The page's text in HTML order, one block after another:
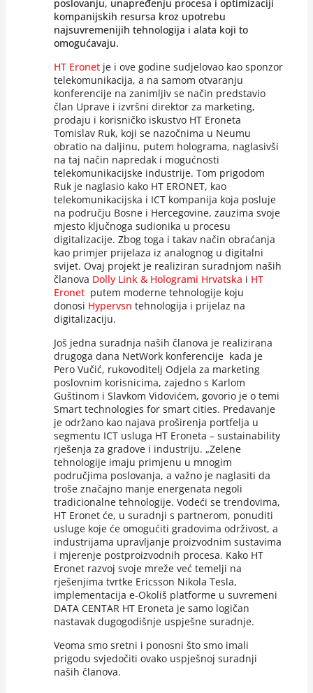
poslovanju, unapređenju procesa i optimizaciji
kompanijskih resursa kroz upotrebu
najsuvremenijih tehnologija i alata koji to
omogućavaju.
HT Eronetje i ove godine sudjelovao kao sponzor
telekomunikacija, a na samom otvaranju
konferencije na zanimljiv se način predstavio
član Uprave i izvršni direktor za marketing,
prodaju i korisničko iskustvo HT Eroneta
Tomislav Ruk, koji se nazočnima u Neumu
obratio na daljinu, putem holograma, naglasivši
na taj način napredak i mogućnosti
telekomunikacijske industrije. Tom prigodom
Ruk je naglasio kako HT ERONET, kao
telekomunikacijska i ICT kompanija koja posluje
na području Bosne i Hercegovine, zauzima svoje
mjesto ključnoga sudionika u procesu
digitalizacije. Zbog toga i takav način obraćanja
kao primjer prijelaza iz analognog u digitalni
svijet. Ovaj projekt je realiziran suradnjom naših
članova Dolly Link & Hologrami Hrvatska i HT
Eronetputem moderne tehnologije koju
donosi Hypervsn tehnologija i prijelaz na
digitalizaciju.
Još jedna suradnja naših članova je realizirana
drugoga dana NetWork konferencije kada je
Pero Vučić, rukovoditelj Odjela za marketing
poslovnim korisnicima, zajedno s Karlom
Guštinom i Slavkom Vidovićem, govorio je o temi
Smart technologies for smart cities. Predavanje
je održano kao najava proširenja portfelja u
segmentu ICT usluga HT Eroneta – sustainability
rješenja za gradove i industriju. „Zelene
tehnologije imaju primjenu u mnogim
područjima poslovanja, a važno je naglasiti da
troše značajno manje energenata negoli
tradicionalne tehnologije. Vodeći se trendovima,
HT Eronet će, u suradnji s partnerom, ponuditi
usluge koje će omogućiti gradovima održivost, a
industrijama upravljanje proizvodnim sustavima
i mjerenje postproizvodnih procesa. Kako HT
Eronet razvoj svoje mreže već temelji na
rješenjima tvrtke Ericsson Nikola Tesla,
implementacija e-Okoliš platforme u suvremeni
DATA CENTAR HT Eroneta je samo logičan
nastavak dugogodišnje uspješne suradnje.
Veoma smo sretni i ponosni što smo imali
prigodu svjedočiti ovako uspješnoj suradnji
naših članova.